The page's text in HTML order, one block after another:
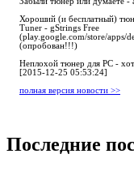
Хороший (и бесплатный)
Tuner - gStrings Free
(play.google.com/store/apps/
(опробован!!!)
Неплохой тюнер для РС -
[2015-12-25 05:53:24]
полная версия новости >>
Последние